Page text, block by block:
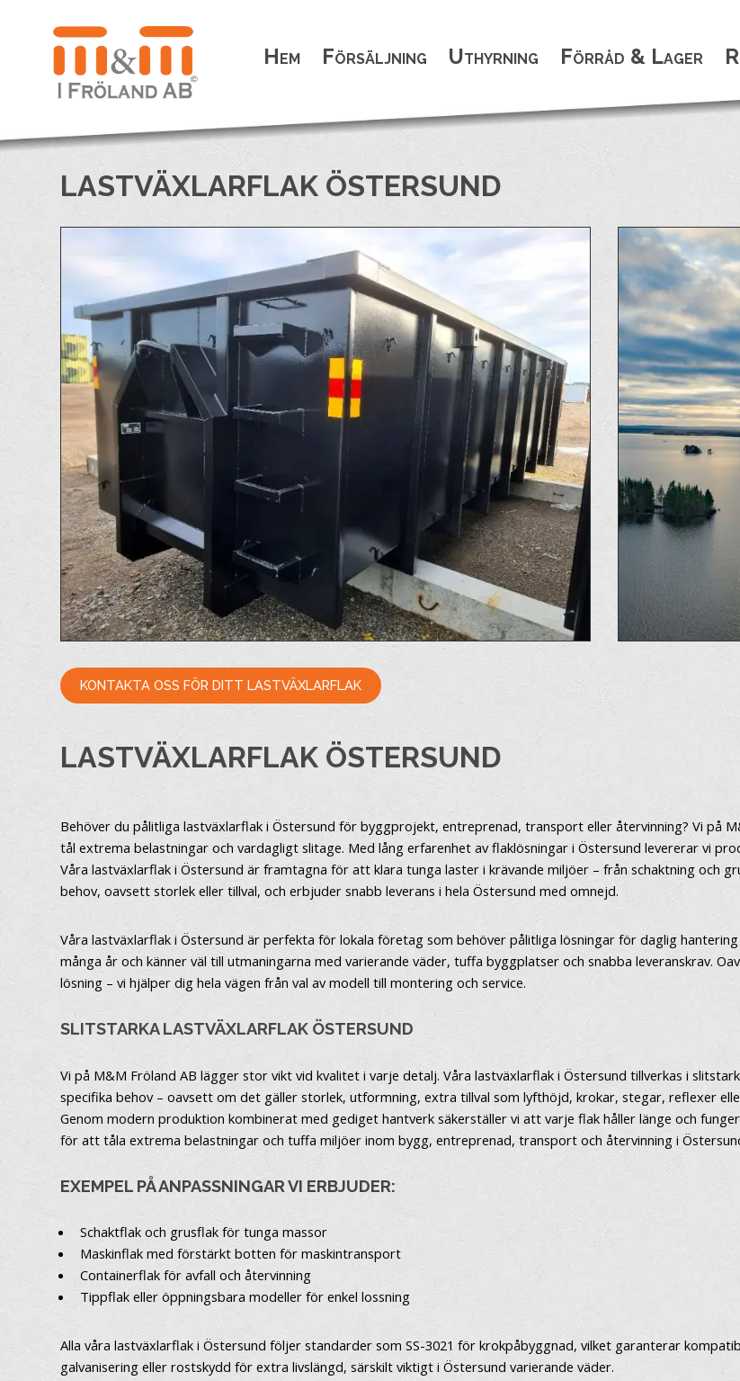
Hem Försäljning Uthyrning Förråd & Lager
LASTVÄXLARFLAK ÖSTERSUND
KONTAKTA OSS FÖR DITT LASTVÄXLARFLAK
LASTVÄXLARFLAK ÖSTERSUND
Behöver du pålitliga lastväxlarflak i Östersund för byggprojekt, entreprenad, transport eller återvinning? Vi på
tål extrema belastningar och vardagligt slitage. Med lång erfarenhet av flaklösningar i Östersund levererar vi
Våra lastväxlarflak i Östersund är framtagna för att klara tunga laster i krävande miljöer – från schaktning och
behov, oavsett storlek eller tillval, och erbjuder snabb leverans i hela Östersund med omnejd.
Våra lastväxlarflak i Östersund är perfekta för lokala företag som behöver pålitliga lösningar för daglig
många år och känner väl till utmaningarna med varierande väder, tuffa byggplatser och snabba leveranskrav.
lösning – vi hjälper dig hela vägen från val av modell till montering och service.
SLITSTARKA LASTVÄXLARFLAK ÖSTERSUND
Vi på M&M Fröland AB lägger stor vikt vid kvalitet i varje detalj. Våra lastväxlarflak i Östersund tillverkas i
specifika behov – oavsett om det gäller storlek, utformning, extra tillval som lyfthöjd, krokar, stegar, reflexer
Genom modern produktion kombinerat med gediget hantverk säkerställer vi att varje flak håller länge och
för att tåla extrema belastningar och tuffa miljöer inom bygg, entreprenad, transport och återvinning i
EXEMPEL PÅ ANPASSNINGAR VI ERBJUDER:
Schaktflak och grusflak för tunga massor
Maskinflak med förstärkt botten för maskintransport
Containerflak för avfall och återvinning
Tippflak eller öppningsbara modeller för enkel lossning
Alla våra lastväxlarflak i Östersund följer standarder som SS-3021 för krokpåbyggnad, vilket garanterar
galvanisering eller rostskydd för extra livslängd, särskilt viktigt i Östersund varierande väder.